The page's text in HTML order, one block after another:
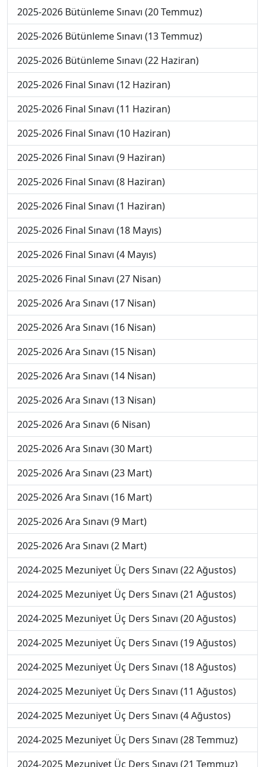
2025-2026 Bütünleme Sınavı (20 Temmuz)
2025-2026 Bütünleme Sınavı (13 Temmuz)
2025-2026 Bütünleme Sınavı (22 Haziran)
2025-2026 Final Sınavı (12 Haziran)
2025-2026 Final Sınavı (11 Haziran)
2025-2026 Final Sınavı (10 Haziran)
2025-2026 Final Sınavı (9 Haziran)
2025-2026 Final Sınavı (8 Haziran)
2025-2026 Final Sınavı (1 Haziran)
2025-2026 Final Sınavı (18 Mayıs)
2025-2026 Final Sınavı (4 Mayıs)
2025-2026 Final Sınavı (27 Nisan)
2025-2026 Ara Sınavı (17 Nisan)
2025-2026 Ara Sınavı (16 Nisan)
2025-2026 Ara Sınavı (15 Nisan)
2025-2026 Ara Sınavı (14 Nisan)
2025-2026 Ara Sınavı (13 Nisan)
2025-2026 Ara Sınavı (6 Nisan)
2025-2026 Ara Sınavı (30 Mart)
2025-2026 Ara Sınavı (23 Mart)
2025-2026 Ara Sınavı (16 Mart)
2025-2026 Ara Sınavı (9 Mart)
2025-2026 Ara Sınavı (2 Mart)
2024-2025 Mezuniyet Üç Ders Sınavı (22 Ağustos)
2024-2025 Mezuniyet Üç Ders Sınavı (21 Ağustos)
2024-2025 Mezuniyet Üç Ders Sınavı (20 Ağustos)
2024-2025 Mezuniyet Üç Ders Sınavı (19 Ağustos)
2024-2025 Mezuniyet Üç Ders Sınavı (18 Ağustos)
2024-2025 Mezuniyet Üç Ders Sınavı (11 Ağustos)
2024-2025 Mezuniyet Üç Ders Sınavı (4 Ağustos)
2024-2025 Mezuniyet Üç Ders Sınavı (28 Temmuz)
2024-2025 Mezuniyet Üç Ders Sınavı (21 Temmuz)